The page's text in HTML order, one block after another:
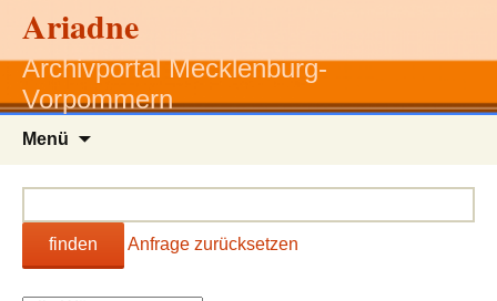
Ariadne
Archivportal Mecklenburg-
Vorpommern
Menü
finden Anfrage zurücksetzen